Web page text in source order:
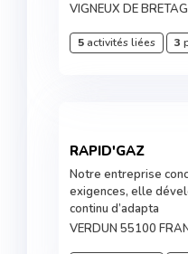
VIGNEUX DE
5activités liées 3
RAPID'GAZ
Notre entreprise
exigences, elle
continu d’adapta
VERDUN 55100